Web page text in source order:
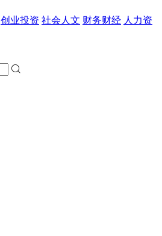
创业投资 社会人文 财务财经 人力资